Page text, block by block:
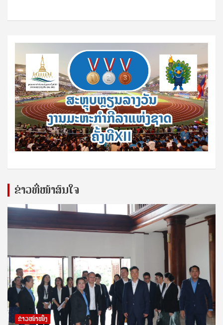
ຂ່າວທີ່ໜ້າສົນໃຈ
ຂ່າວໜ້າໜຶ່ງ